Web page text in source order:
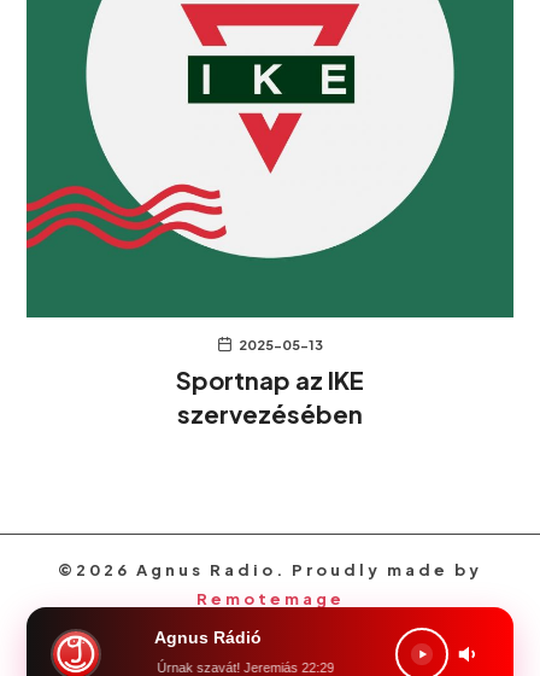
2025-05-13
Sportnap az IKE
szervezésében
©2026 Agnus Radio. Proudly made by
Remotemage
Agnus Rádió
föld! halld meg az Úrnak szavát! Jeremiás 22:29